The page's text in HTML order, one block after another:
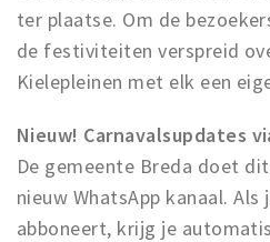
ter plaatse. Om de
de festiviteiten verspreid
Kielepleinen met elk een
Nieuw! Carnavalsupdates
De gemeente Breda doet
nieuw WhatsApp kanaal.
abboneert, krijg je